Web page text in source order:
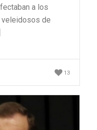
a los
de
13